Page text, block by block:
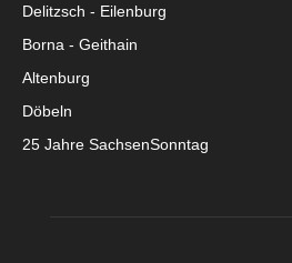
Delitzsch - Eilenburg
Borna - Geithain
Altenburg
Döbeln
25 Jahre SachsenSonntag